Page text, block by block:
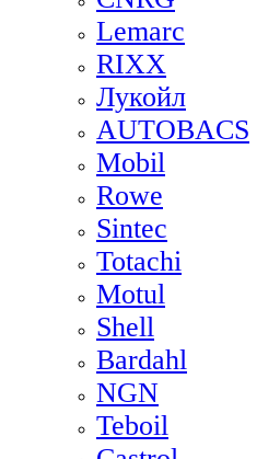
Lemarc
RIXX
Лукойл
AUTOBACS
Mobil
Rowe
Sintec
Totachi
Motul
Shell
Bardahl
NGN
Teboil